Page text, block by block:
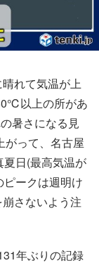
れて気温が上
以上の所があ
暑さになる見
がって、名古屋
日(最高気温が
ークは週明け
さないよう注
年ぶりの記録